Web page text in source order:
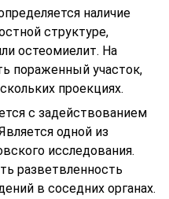
наличие
структуре,
остеомиелит. На
пораженный участок,
проекциях.
с задействованием
одной из
исследования.
разветвленность
в соседних органах.